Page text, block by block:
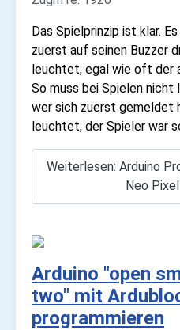
Das Spielprinzip ist klar.
zuerst auf seinen Buzzer
leuchtet, egal wie oft der
So muss bei Spielen
wer sich zuerst gemeldet
leuchtet, der Spieler war
Weiterlesen: Arduino
Neo
Arduino "open
two" mit
programmieren